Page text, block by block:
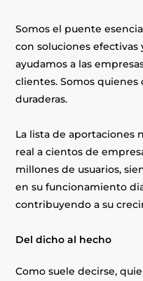
Somos el puente
con soluciones efectivas
ayudamos a las
clientes. Somos
duraderas.
La lista de aportaciones
real a cientos de
millones de usuarios,
en su funcionamiento
contribuyendo a su
Del dicho al hecho
Como suele decirse,